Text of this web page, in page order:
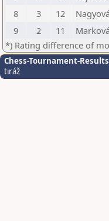
8
3 12
9
2 11
*) Rating difference of
Chess-Tournament-
tiráž